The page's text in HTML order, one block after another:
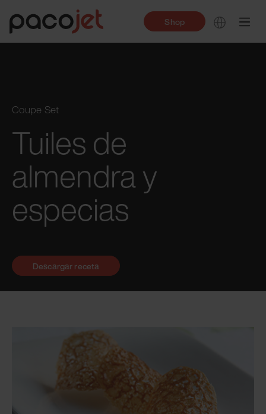
Shop
Coupe Set
Tuiles de
almendra y
especias
Descargar receta